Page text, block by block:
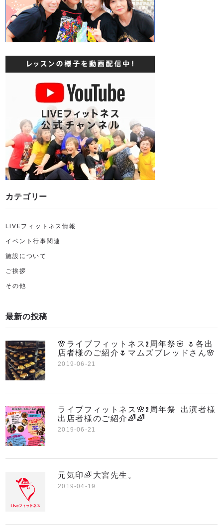
カテゴリー
LIVEフィットネス情報
イベント行事関連
施設について
ご挨拶
その他
最新の投稿
🌸ライブフィットネス2周年祭🌸 🌷各出
店者様のご紹介🌷マムズブレッドさん🌸
2019-06-21
ライブフィットネス🌸2周年祭 出演者様
出店者様のご紹介🌈🌈
2019-06-21
元気印🌈大宮先生。
2019-04-19